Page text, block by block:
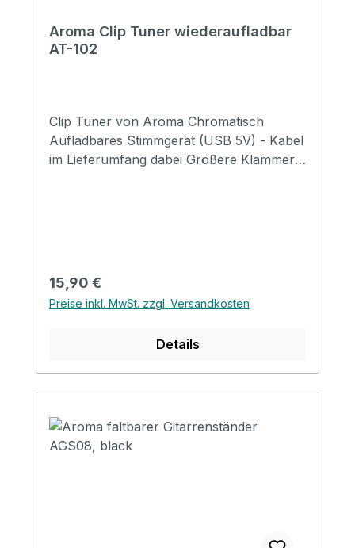
Aroma Clip Tuner wiederaufladbar
AT-102
Clip Tuner von Aroma Chromatisch
Aufladbares Stimmgerät (USB 5V) - Kabel
im Lieferumfang dabei Größere Klammer
Regulärer Preis:
15,90 €
Preise inkl. MwSt. zzgl. Versandkosten
Details